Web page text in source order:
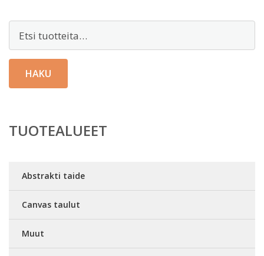
HAKU
TUOTEALUEET
Abstrakti taide
Canvas taulut
Muut